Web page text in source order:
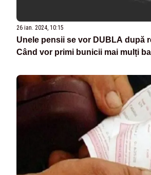
26 ian. 2024, 10:15
Unele pensii se vor DUBLA după
Când vor primi bunicii mai mulți